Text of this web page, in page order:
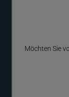
Möchten Sie